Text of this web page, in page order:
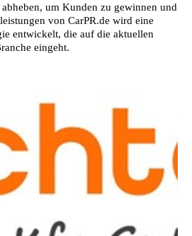
um Kunden zu gewinnen und
von CarPR.de wird eine
entwickelt, die auf die aktuellen
eingeht.